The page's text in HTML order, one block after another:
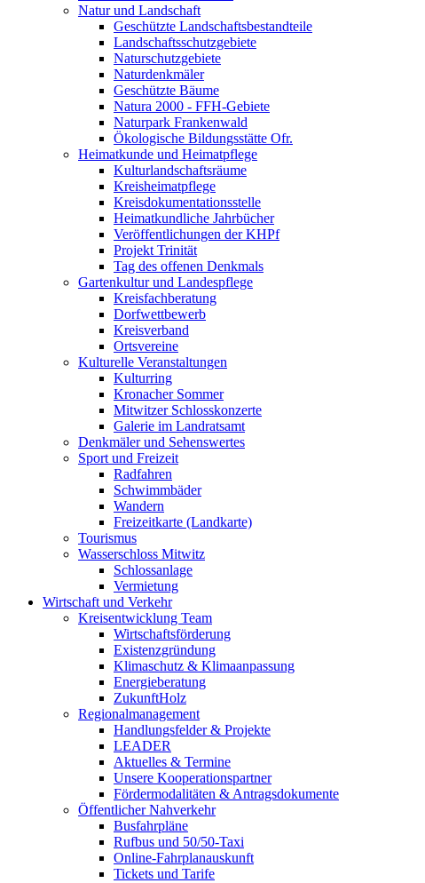
Natur und Landschaft
Geschützte Landschaftsbestandteile
Landschaftsschutzgebiete
Naturschutzgebiete
Naturdenkmäler
Geschützte Bäume
Natura 2000 - FFH-Gebiete
Naturpark Frankenwald
Ökologische Bildungsstätte Ofr.
Heimatkunde und Heimatpflege
Kulturlandschaftsräume
Kreisheimatpflege
Kreisdokumentationsstelle
Heimatkundliche Jahrbücher
Veröffentlichungen der KHPf
Projekt Trinität
Tag des offenen Denkmals
Gartenkultur und Landespflege
Kreisfachberatung
Dorfwettbewerb
Kreisverband
Ortsvereine
Kulturelle Veranstaltungen
Kulturring
Kronacher Sommer
Mitwitzer Schlosskonzerte
Galerie im Landratsamt
Denkmäler und Sehenswertes
Sport und Freizeit
Radfahren
Schwimmbäder
Wandern
Freizeitkarte (Landkarte)
Tourismus
Wasserschloss Mitwitz
Schlossanlage
Vermietung
Wirtschaft und Verkehr
Kreisentwicklung Team
Wirtschaftsförderung
Existenzgründung
Klimaschutz & Klimaanpassung
Energieberatung
ZukunftHolz
Regionalmanagement
Handlungsfelder & Projekte
LEADER
Aktuelles & Termine
Unsere Kooperationspartner
Fördermodalitäten & Antragsdokumente
Öffentlicher Nahverkehr
Busfahrpläne
Rufbus und 50/50-Taxi
Online-Fahrplanauskunft
Tickets und Tarife